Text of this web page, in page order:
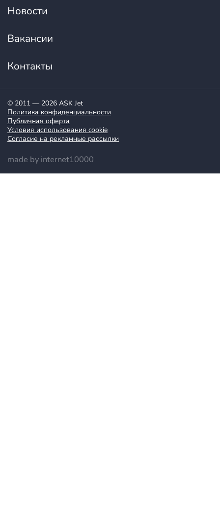
Новости
Вакансии
Контакты
© 2011 — 2026 ASK Jet
Политика конфиденциальности
Публичная оферта
Условия использования cookie
Согласие на рекламные рассылки
made by internet10000